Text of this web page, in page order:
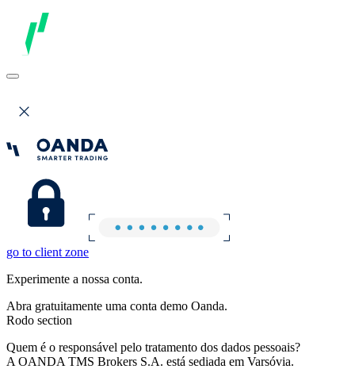
go to client zone
Experimente a nossa conta.
Abra gratuitamente uma conta demo Oanda.
Rodo section
Quem é o responsável pelo tratamento dos dados pessoais?
A OANDA TMS Brokers S.A. está sediada em Varsóvia.